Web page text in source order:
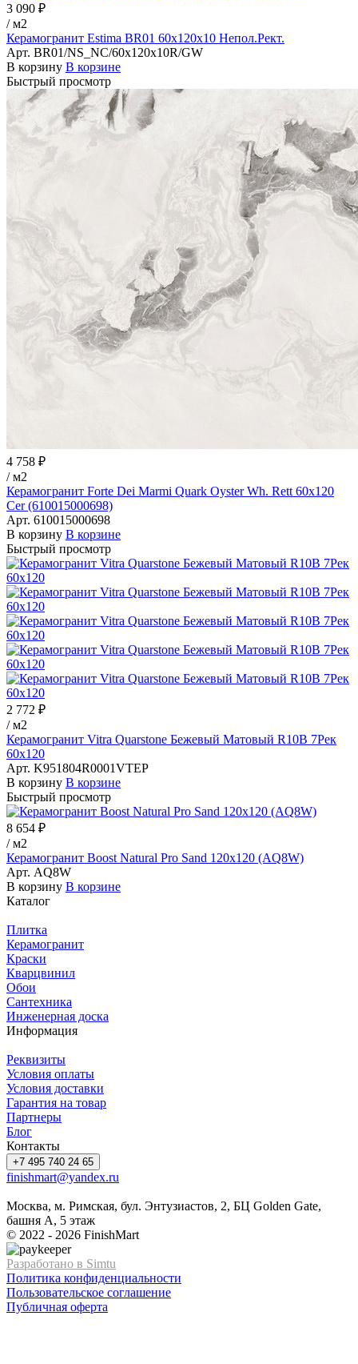
3 090 ₽
/ м2
Керамогранит Estima BR01 60x120x10 Непол.Рект.
Арт. BR01/NS_NC/60x120x10R/GW
В корзину В корзине
Быстрый просмотр
4 758 ₽
/ м2
Керамогранит Forte Dei Marmi Quark Oyster Wh. Rett 60x120
Cer (610015000698)
Арт. 610015000698
В корзину В корзине
Быстрый просмотр
2 772 ₽
/ м2
Керамогранит Vitra Quarstone Бежевый Матовый R10B 7Рек
60х120
Арт. K951804R0001VTEP
В корзину В корзине
Быстрый просмотр
8 654 ₽
/ м2
Керамогранит Boost Natural Pro Sand 120x120 (AQ8W)
Арт. AQ8W
В корзину В корзине
Каталог
Плитка
Керамогранит
Краски
Кварцвинил
Обои
Сантехника
Инженерная доска
Информация
Реквизиты
Условия оплаты
Условия доставки
Гарантия на товар
Партнеры
Блог
Контакты
+7 495 740 24 65
finishmart@yandex.ru
Москва, м. Римская, бул. Энтузиастов, 2, БЦ Golden Gate,
башня А, 5 этаж
© 2022 - 2026 FinishMart
Разработано в Simtu
Политика конфиденциальности
Пользовательское соглашение
Публичная оферта